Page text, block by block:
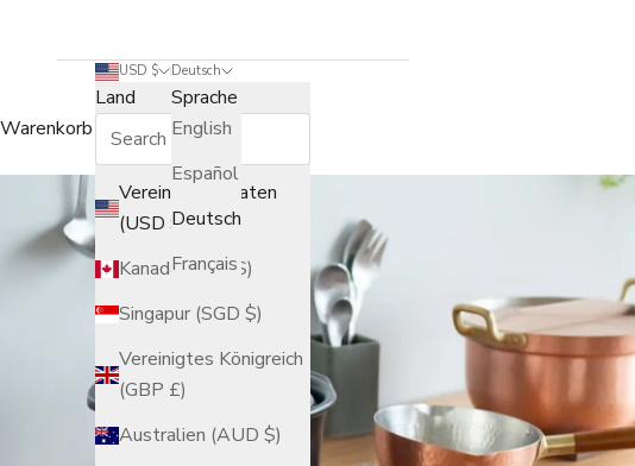
USD $
Land
Vereinigte Staaten
(USD $)
Kanada (CAD $)
Singapur (SGD $)
Vereinigtes Königreich
(GBP £)
Australien (AUD $)
Deutsch
Sprache
English
Español
Deutsch
Français
Warenkorb